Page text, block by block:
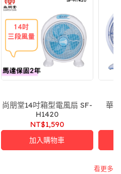
尚朋堂14吋箱型電風扇 SF-
H1420
NT$1,590
加入購物車
華
看更多